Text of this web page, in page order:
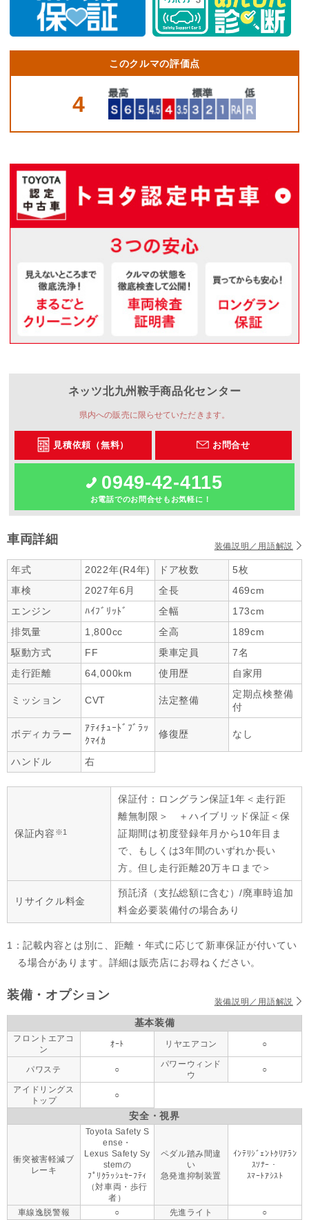
このクルマの評価点
4
ネッツ北九州 鞍手商品化センター
県内への販売に限らせていただきます。
見積依頼（無料） お問合せ
0949-42-4115
お電話でのお問合せもお気軽に！
車両詳細 装備説明／用語解説
年式 2022年(R4年) ドア枚数
5枚
車検
2027年6月 全長
469cm
エンジン
ﾊｲﾌﾞﾘｯﾄﾞ 全幅
173cm
排気量
1,800cc 全高
189cm
駆動方式
FF 乗車定員
7名
走行距離
64,000km 使用歴 自家用
ミッション CVT 法定整備
定期点検整備
付
ボディカラー
ｱﾃｨﾁｭｰﾄﾞﾌﾞﾗｯ
ｸﾏｲｶ
修復歴 なし
ハンドル 右
保証内容 ※1
保証付：ロングラン保証1年＜走行距
離無制限＞ ＋ハイブリッド保証＜保
証期間は初度登録年月から10年目ま
で、もしくは3年間のいずれか長い
方。但し走行距離20万キロまで＞
リサイクル料金
預託済（支払総額に含む）/廃車時追加
料金必要装備付の場合あり
1：記載内容とは別に、距離・年式に応じて新車保証が付いてい
る場合があります。詳細は販売店にお尋ねください。
装備・オプション 装備説明／用語解説
基本装備
フロントエアコ
ン
ｵｰﾄ リヤエアコン ○
パワステ ○
パワーウィンド
ウ
○
アイドリングス
トップ
○
安全・視界
衝突被害軽減ブ
レーキ
Toyota Safety S
ense・
Lexus Safety Sy
stemの
ﾌﾟﾘｸﾗｯｼｭｾｰﾌﾃｨ
（対車両・歩行
者）
ペダル踏み間違
い
急発進抑制装置
ｲﾝﾃﾘｼﾞｪﾝﾄｸﾘｱﾗﾝ
ｽｿﾅｰ・
ｽﾏｰﾄｱｼｽﾄ
車線逸脱警報 ○ 先進ライト ○